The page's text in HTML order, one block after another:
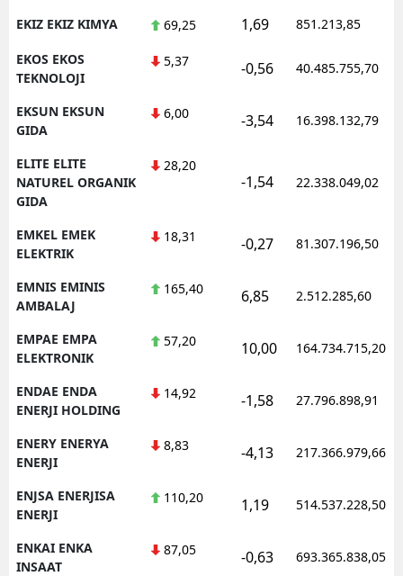
EKIZ EKIZ KIMYA 69,25 1,69 851.213,85
EKOS EKOS
TEKNOLOJI
5,37 -0,56 40.485.755,70
EKSUN EKSUN
GIDA
6,00 -3,54 16.398.132,79
ELITE ELITE
NATUREL ORGANIK
GIDA
28,20
-1,54 22.338.049,02
EMKEL EMEK
ELEKTRIK
18,31 -0,27 81.307.196,50
EMNIS EMINIS
AMBALAJ
165,40 6,85 2.512.285,60
EMPAE EMPA
ELEKTRONIK
57,20 10,00 164.734.715,20
ENDAE ENDA
ENERJI HOLDING
14,92 -1,58 27.796.898,91
ENERY ENERYA
ENERJI
8,83 -4,13 217.366.979,66
ENJSA ENERJISA
ENERJI
110,20 1,19 514.537.228,50
ENKAI ENKA
INSAAT
87,05 -0,63 693.365.838,05